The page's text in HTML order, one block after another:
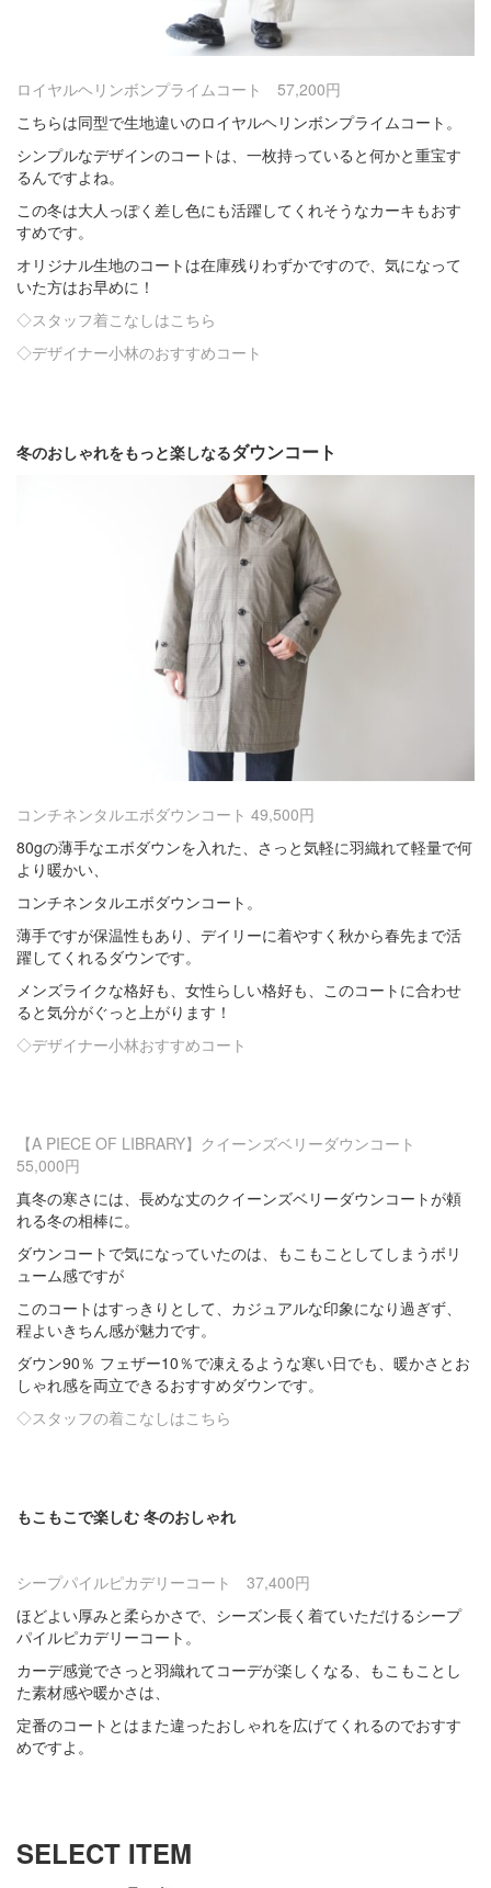
ロイヤルヘリンボンプライムコート 57,200円
こちらは同型で生地違いのロイヤルヘリンボンプライムコート。
シンプルなデザインのコートは、一枚持っていると何かと重宝す
るんですよね。
この冬は大人っぽく差し色にも活躍してくれそうなカーキもおす
すめです。
オリジナル生地のコートは在庫残りわずかですので、気になって
いた方はお早めに！
◇スタッフ着こなしはこちら
◇デザイナー小林のおすすめコート
冬のおしゃれをもっと楽しなるダウンコート
コンチネンタルエボダウンコート 49,500円
80gの薄手なエボダウンを入れた、さっと気軽に羽織れて軽量で何
より暖かい、
コンチネンタルエボダウンコート。
薄手ですが保温性もあり、デイリーに着やすく秋から春先まで活
躍してくれるダウンです。
メンズライクな格好も、女性らしい格好も、このコートに合わせ
ると気分がぐっと上がります！
◇デザイナー小林おすすめコート
【A PIECE OF LIBRARY】クイーンズベリーダウンコート
55,000円
真冬の寒さには、 長めな丈のクイーンズベリーダウンコートが頼
れる冬の相棒に。
ダウンコートで気になっていたのは、もこもことしてしまうボリ
ューム感ですが
このコートはすっきりとして、カジュアルな印象になり過ぎず、
程よいきちん感が魅力です。
ダウン90％ フェザー10％で凍えるような寒い日でも、 暖かさとお
しゃれ感を両立できるおすすめダウンです。
◇スタッフの着こなしはこちら
もこもこで楽しむ 冬のおしゃれ
シープパイルピカデリーコート 37,400円
ほどよい厚みと柔らかさで 、シーズン長く着ていただけるシープ
パイルピカデリーコート。
カーデ感覚でさっと羽織れてコーデが楽しくなる、もこもことし
た素材感や暖かさは、
定番のコートとはまた違ったおしゃれを広げてくれるのでおすす
めですよ。
SELECT ITEM